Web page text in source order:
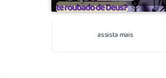
assista mais